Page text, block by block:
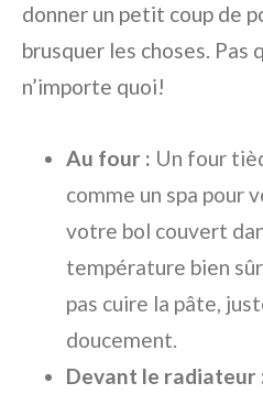
donner un petit coup de
brusquer les choses. Pas
n’importe quoi!
Au four : Un four
comme un spa pour
votre bol couvert
température bien
pas cuire la pâte,
doucement.
Devant le radiateur